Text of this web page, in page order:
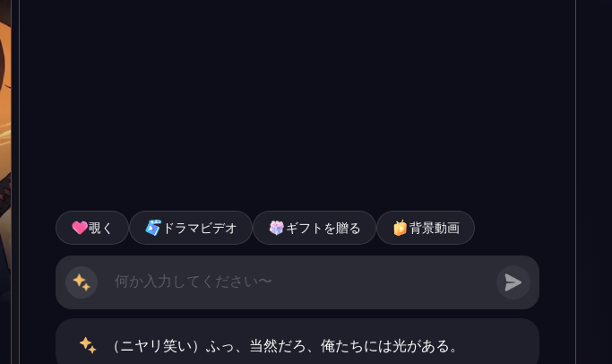
覗く ドラマビデオ ギフトを贈る 背景動画
（ニヤリ笑い）ふっ、当然だろ、俺たちには光がある。